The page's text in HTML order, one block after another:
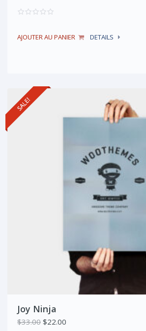
initial
$33.00.$23.00.
AJOUTER AU PANIER DETAILS
Joy Ninja
$33.00 Le
$22.00